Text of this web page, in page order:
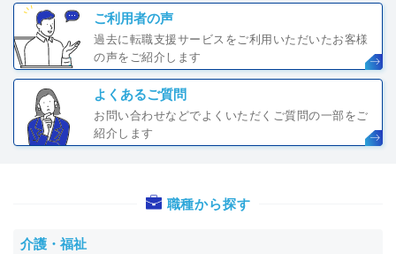
ご利用者の声
過去に転職支援サービスをご利用いただいたお客様
の声をご紹介します
よくあるご質問
お問い合わせなどでよくいただくご質問の一部をご
紹介します
職種から探す
介護・福祉